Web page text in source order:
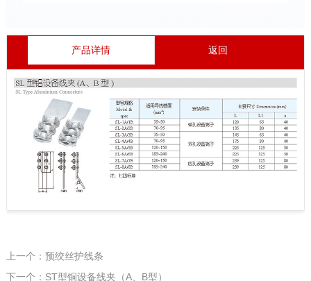
产品详情 返回
上一个：预绞丝护线条
下一个：ST型铜设备线夹（A、B型）